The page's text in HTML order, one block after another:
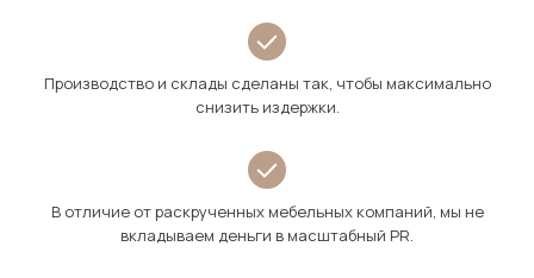
Производство и склады сделаны так, чтобы максимально
снизить издержки.
В отличие от раскрученных мебельных компаний, мы не
вкладываем деньги в масштабный PR.